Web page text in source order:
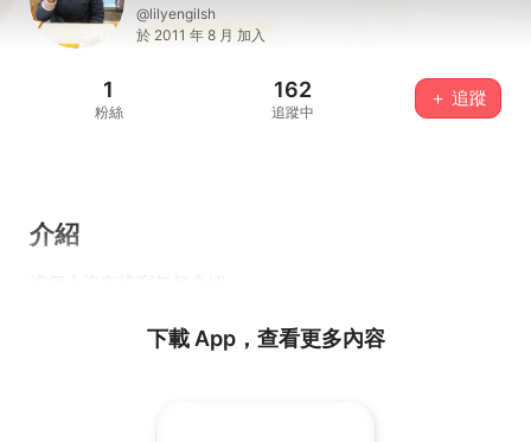
@lilyengilsh
於 2011 年 8 月 加入
1
粉絲
162
追蹤中
＋ 追蹤
介紹
下載 App，查看更多內容